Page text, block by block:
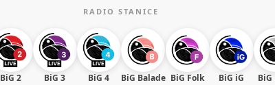
RADIO STANICE
BiG 2 BiG 3 BiG 4 BiG Balade BiG Folk BiG iG BiG